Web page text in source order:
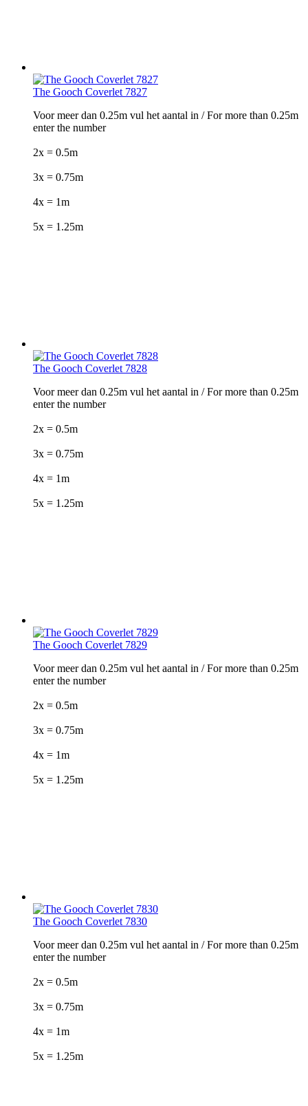
The Gooch Coverlet 7827
Voor meer dan 0.25m vul het aantal in / For more than 0.25m
enter the number
2x = 0.5m
3x = 0.75m
4x = 1m
5x = 1.25m
The Gooch Coverlet 7828
Voor meer dan 0.25m vul het aantal in / For more than 0.25m
enter the number
2x = 0.5m
3x = 0.75m
4x = 1m
5x = 1.25m
The Gooch Coverlet 7829
Voor meer dan 0.25m vul het aantal in / For more than 0.25m
enter the number
2x = 0.5m
3x = 0.75m
4x = 1m
5x = 1.25m
The Gooch Coverlet 7830
Voor meer dan 0.25m vul het aantal in / For more than 0.25m
enter the number
2x = 0.5m
3x = 0.75m
4x = 1m
5x = 1.25m